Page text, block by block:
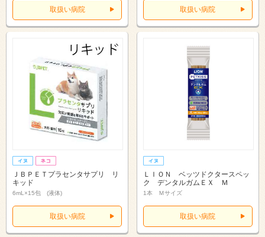
取扱い病院 取扱い病院
ＪＢＰＥＴプラセンタサプリ リ
キッド
6mL×15包 (液体)
取扱い病院
ＬＩＯＮ ベッツドクタースペッ
ク デンタルガムＥＸ Ｍ
1本 Ｍサイズ
取扱い病院